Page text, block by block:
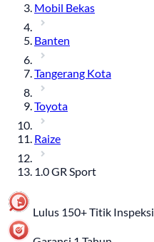
Mobil Bekas
Banten
Tangerang Kota
Toyota
Raize
1.0 GR Sport
Lulus 150+ Titik Inspeksi